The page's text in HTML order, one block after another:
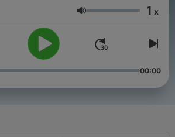
patreon.com/entiendetumente
Volume 1 x
00:00